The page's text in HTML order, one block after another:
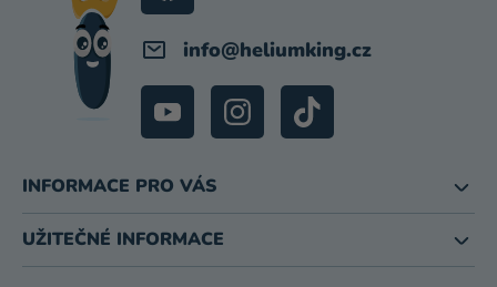
info@heliumking.cz
INFORMACE PRO VÁS
UŽITEČNÉ INFORMACE